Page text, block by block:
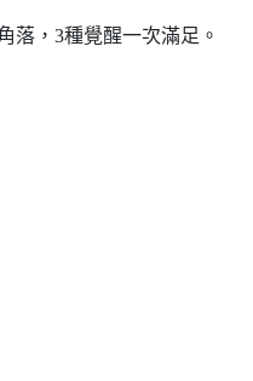
落，3種覺醒一次滿足。